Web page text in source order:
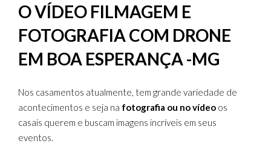
O VÍDEO FILMAGEM E
FOTOGRAFIA COM DRONE
EM BOA ESPERANÇA -MG
Nos casamentos atualmente, tem grande variedade de
acontecimentos e seja na fotografia ou no vídeo os
casais querem e buscam imagens incríveis em seus
eventos.